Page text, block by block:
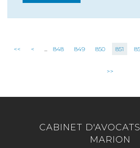
<< < ... 848 849 850 851
>>
CABINET
MARION